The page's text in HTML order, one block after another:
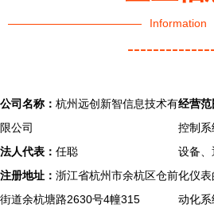
Information
公司名称： 杭州远创新智信息技术有
限公司
法人代表： 任聪
注册地址： 浙江省杭州市余杭区仓前
街道余杭塘路2630号4幢315
经营范
控制
设备
化仪表
动化